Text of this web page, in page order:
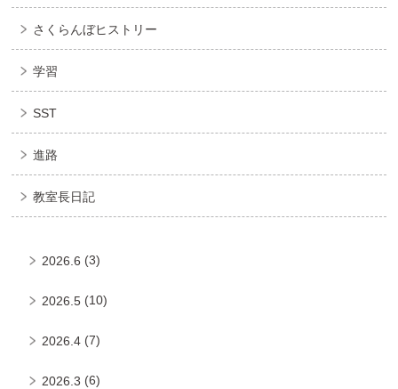
さくらんぼヒストリー
学習
SST
進路
教室長日記
2026.6 (3)
2026.5 (10)
2026.4 (7)
2026.3 (6)